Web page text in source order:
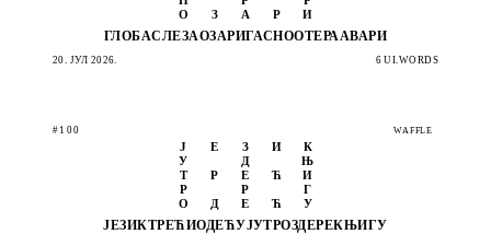
О
З А Р И
ГЛОБАСЛЕЗАОЗАРИГАСНООТЕРААВАРИ
20. ЈУЛ 2026. 6 UI.WORDS
#100 WAFFLE
Ј Е З И
К
У
Д
Њ
Т
Р Е Ћ
И
Р
Р
Г
О
Д Е Ћ У
ЈЕЗИКТРЕЋИОДЕЋУЈУТРОЗДЕРЕКЊИГУ